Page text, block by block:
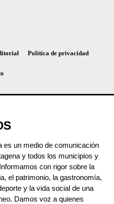
Política de privacidad
es un medio de comunicación
y todos los municipios y
con rigor sobre la
el patrimonio, la gastronomía,
y la vida social de una
Damos voz a quienes